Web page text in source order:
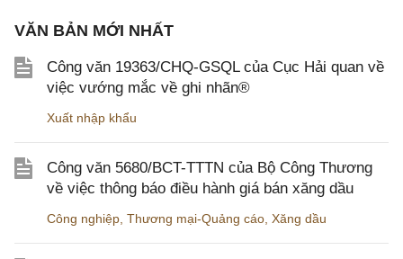
VĂN BẢN MỚI NHẤT
Công văn 19363/CHQ-GSQL của Cục Hải quan về
việc vướng mắc về ghi nhãn®
Xuất nhập khẩu
Công văn 5680/BCT-TTTN của Bộ Công Thương
về việc thông báo điều hành giá bán xăng dầu
Công nghiệp Thương mại-Quảng cáo Xăng dầu